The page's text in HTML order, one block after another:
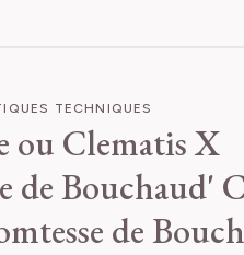
TECHNIQUES
ou Clematis X
de Bouchaud'
de